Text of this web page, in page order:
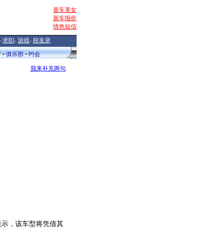
香车美女
新车报价
情色短信
求职- 游戏- 校友录
俱乐部 约会
我来补充两句
，该车型将凭借其